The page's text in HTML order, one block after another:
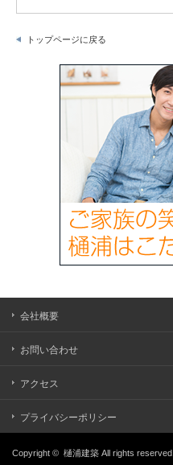
トップページに戻る
会社概要
お問い合わせ
アクセス
プライバシーポリシー
Copyright © 樋浦建築 All rights reserved.